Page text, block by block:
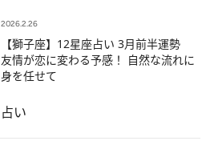
2026.2.26
【獅子座】12星座占い 3月前半運勢
友情が恋に変わる予感！ 自然な流れに
身を任せて
占い